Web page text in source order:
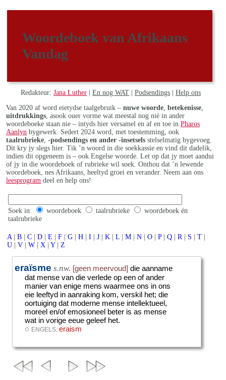
Woordeboek van Afrikaans
Vandag
Redakteur:Jana Luther |En nog WAT |Podsendings |Help ons
Van 2020 af word eietydse taalgebruik –nuwe woorde ,betekenisse
uitdrukkings , asook ouer vorme wat meestal nog nié in ander
woordeboeke staan nie – intyds hier versamel en af en toe inPharos
Aanlyn bygewerk. Sedert 2024 word, met toestemming, ook
taalrubrieke ,-podsendings en ander -insetsels stelselmatig bygevoeg.
Dit kry jy slegs hier. Tik ’n woord in die soekkassie en vind dit dadelik,
indien dit opgeneem is – ook Engelse woorde. Let op dat jy moet aandui
of jy in die woordeboek of rubrieke wil soek. Onthou dat ’n lewende
woordeboek, nes Afrikaans, heeltyd groei en verander. Neem aan ons
leesprogram deel en help ons!
Soek in: woordeboek taalrubrieke
woordeboek én
taalrubrieke
A | B | C | D | E | F | G | H | I | J | K | L | M | N | O | P | Q | R | S | T |
U | V | W | X | Y | Z
eraïsme s.nw. [geen meervoud] die aanname
dat mense van die verlede op een of ander
manier van enige mens waarmee ons in ons
eie leeftyd in aanraking kom, verskil het;die
oortuiging dat moderne mense intellektueel,
moreel en/of emosioneel beter is as mense
wat in vorige eeue geleef het.
◌ ENGELS:eraism